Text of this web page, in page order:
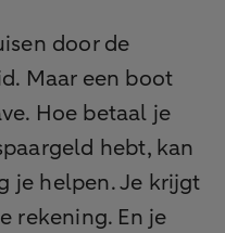
door de
Maar een boot
Hoe betaal je
hebt, kan
je helpen. Je krijgt
rekening. En je